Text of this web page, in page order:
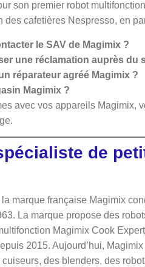
son premier robot
des cafetières Nespresso, en
le SAV de Magimix ?
une réclamation auprès du
réparateur agréé Magimix ?
Magimix ?
avec vos appareils Magimix,
de
marque française Magimix
La marque propose des
Magimix Cook
2015. Aujourd’hui,
des blenders, des